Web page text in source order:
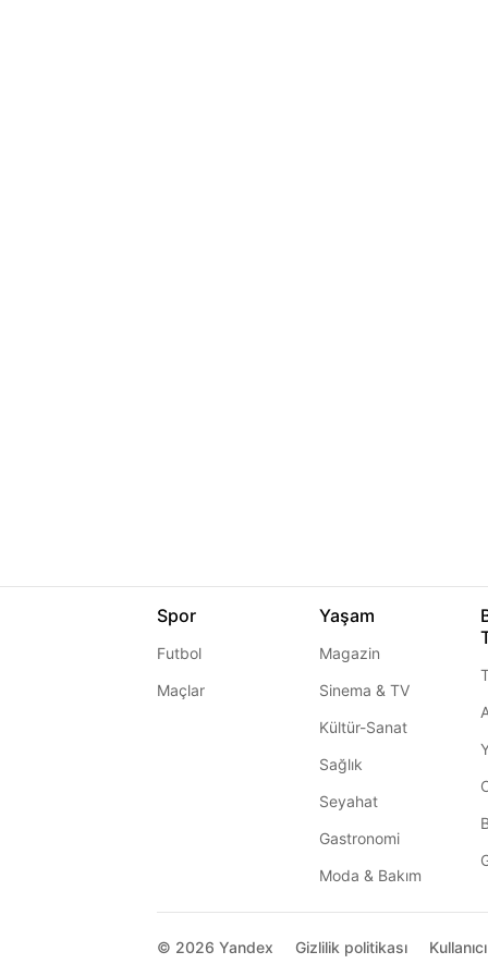
Spor
Futbol
Maçlar
Yaşam
Magazin
Sinema & TV
Kültür-Sanat
Sağlık
Seyahat
Gastronomi
Moda & Bakım
© 2026 Yandex Gizlilik politikası